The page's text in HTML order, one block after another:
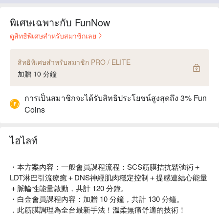
พิเศษเฉพาะกับ FunNow
ดูสิทธิพิเศษสำหรับสมาชิกเลย
สิทธิพิเศษสำหรับสมาชิก PRO / ELITE
加贈 10 分鐘
การเป็นสมาชิกจะได้รับสิทธิประโยชน์สูงสุดถึง 3% Fun
Coins
ไฮไลท์
・本方案內容：一般會員課程流程：SCS筋膜拮抗鬆弛術＋
LDT淋巴引流療癒＋DNS神經肌肉穩定控制＋提感連結心能量
＋脈輪性能量啟動，共計 120 分鐘。
・白金會員課程內容：加贈 10 分鐘，共計 130 分鐘。
．此筋膜調理為全台最新手法！溫柔無痛舒適的技術！